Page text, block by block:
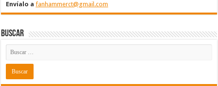
Envíalo afanhammerct@gmail.com
Buscar